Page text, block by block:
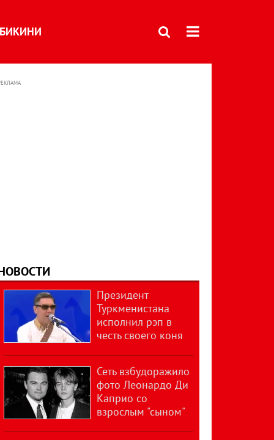
БИКИНИ
Президент
Туркменистана
исполнил рэп в
честь своего коня
Сеть взбудоражило
фото Леонардо Ди
Каприо со
взрослым "сыном"